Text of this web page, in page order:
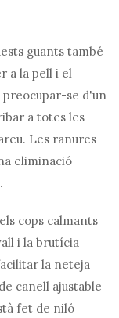
guants també
a la pell i el
preocupar-se d'un
a totes les
Les ranures
eliminació
cops calmants
i la brutícia
la neteja
canell ajustable
fet de niló